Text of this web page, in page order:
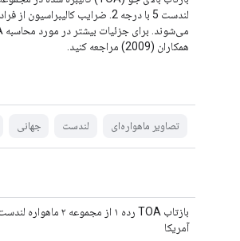
لندست 5 با درجه 2. ضرایب
همکاران (2009) مراجعه کنید.
تصاویر ماهواره‌ای لندست جهانی
آمریکا